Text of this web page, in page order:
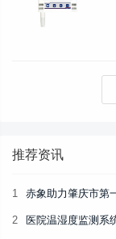
推荐资讯
1 赤象助力肇庆市第
2 医院温湿度监测系